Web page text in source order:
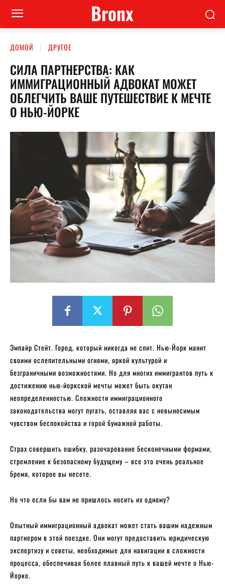
Bronx
ДОМОЙ ДРУГОЕ
СИЛА ПАРТНЕРСТВА: КАК
ИММИГРАЦИОННЫЙ АДВОКАТ МОЖЕТ
ОБЛЕГЧИТЬ ВАШЕ ПУТЕШЕСТВИЕ К МЕЧТЕ
О НЬЮ-ЙОРКЕ
Эмпайр Стейт. Город, который никогда не спит. Нью-Йорк манит
своими ослепительными огнями, яркой культурой и
безграничными возможностями. Но для многих иммигрантов путь к
достижению нью-йоркской мечты может быть окутан
неопределенностью. Сложности иммиграционного
законодательства могут пугать, оставляя вас с невыносимым
чувством беспокойства и горой бумажной работы.
Страх совершить ошибку, разочарование бесконечными формами,
стремление к безопасному будущему – все это очень реальное
бремя, которое вы несете.
Но что если бы вам не пришлось носить их одному?
Опытный иммиграционный адвокат может стать вашим надежным
партнером в этой поездке. Они могут предоставить юридическую
экспертизу и советы, необходимые для навигации в сложности
процесса, обеспечивая более плавный путь к вашей мечте о Нью-
Йорке.